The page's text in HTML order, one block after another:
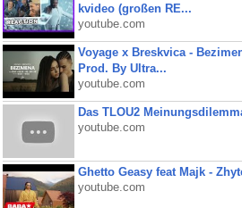
kvideo (großen RE...
youtube.com
Voyage x Breskvica -
Prod. By Ultra...
youtube.com
Das TLOU2
youtube.com
Ghetto Geasy feat Majk -
youtube.com